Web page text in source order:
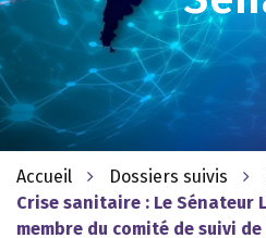
Accueil Dossiers suivis
Crise sanitaire : Le Sénateur
membre du comité de suivi